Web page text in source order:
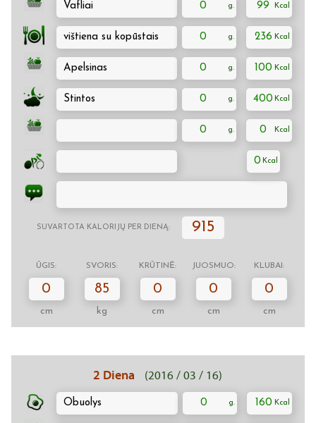
Vafliai 0 99
vištiena su kopūstais 0 236
Apelsinas 0 100
Stintos 0 400
0 0
0
SUVARTOTA KALORIJŲ PER DIENĄ: 915
ŪGIS: SVORIS: KRŪTINĖ: JUOSMUO: KLUBAI:
0
cm
85
kg
0
cm
0
cm
0
cm
2 Diena (2016 / 03 / 16)
Obuolys 0 160